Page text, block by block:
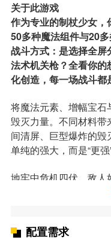
关于此游戏
作为专业的制杖少女
50多种魔法组件与20
战斗方式：是选择全
法术机关枪？全看你
化创造，每一场战斗都
将魔法元素、增幅宝石
毁灭力量。不同材料
间清屏、巨型爆炸的
单纯的强大，而是“更强
地牢中危机四伏，敌
去。运用你自制的法
配置需求